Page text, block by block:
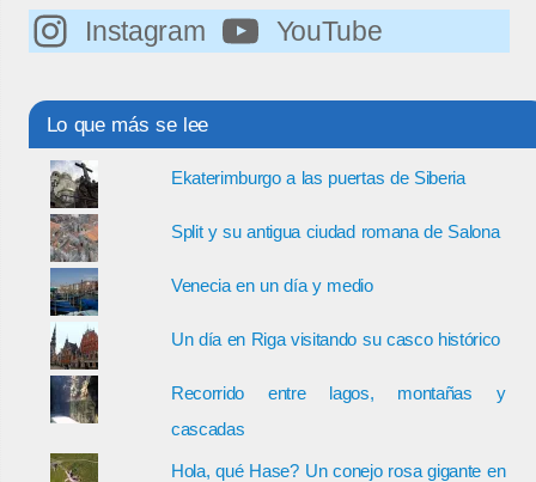
Instagram YouTube
Lo que más se lee
Ekaterimburgo a las puertas de Siberia
Split y su antigua ciudad romana de Salona
Venecia en un día y medio
Un día en Riga visitando su casco histórico
Recorrido entre lagos, montañas y
cascadas
Hola, qué Hase? Un conejo rosa gigante en